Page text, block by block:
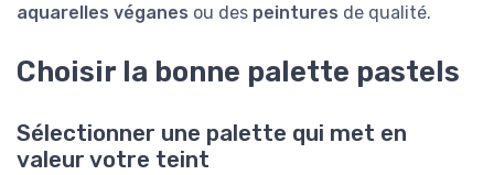
aquarelles véganes ou des peintures de qualité.
Choisir la bonne palette pastels
Sélectionner une palette qui met en
valeur votre teint